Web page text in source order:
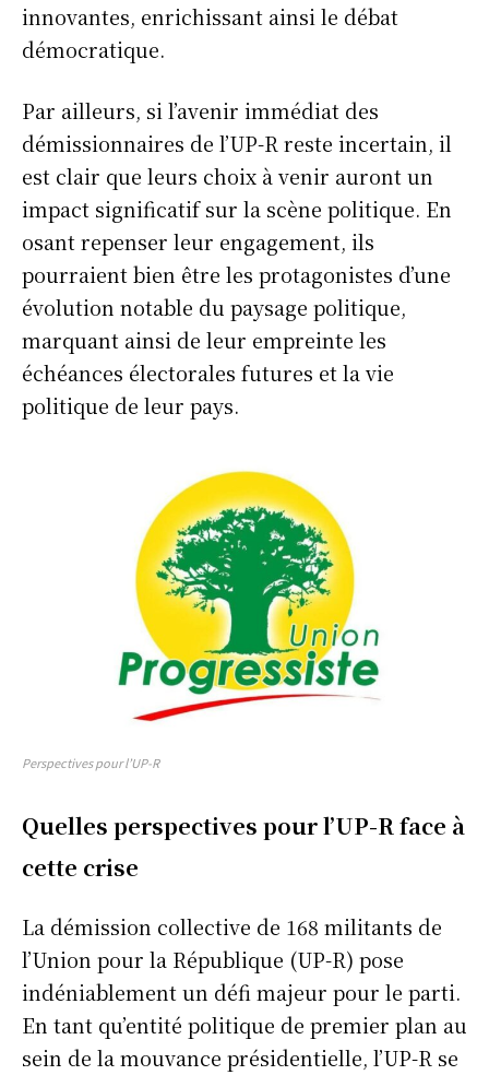
innovantes, enrichissant ainsi le débat
démocratique.
Par ailleurs, si l’avenir immédiat des
démissionnaires de l’UP-R reste incertain, il
est clair que leurs choix à venir auront un
impact significatif sur la scène politique. En
osant repenser leur engagement, ils
pourraient bien être les protagonistes d’une
évolution notable du paysage politique,
marquant ainsi de leur empreinte les
échéances électorales futures et la vie
politique de leur pays.
Perspectives pour l’UP-R
Quelles perspectives pour l’UP-R face à
cette crise
La démission collective de 168 militants de
l’Union pour la République (UP-R) pose
indéniablement un défi majeur pour le parti.
En tant qu’entité politique de premier plan au
sein de la mouvance présidentielle, l’UP-R se